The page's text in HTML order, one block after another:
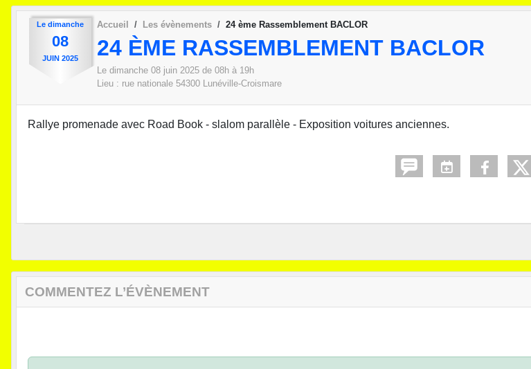
Le dimanche
08
JUIN 2025
Accueil Les évènements 24 ème Rassemblement BACLOR
24 ÈME RASSEMBLEMENT BACLOR
Le dimanche 08 juin 2025 de 08h à 19h
Lieu : rue nationale 54300 Lunéville-Croismare
Rallye promenade avec Road Book - slalom parallèle - Exposition voitures anciennes.
COMMENTEZ L’ÉVÈNEMENT